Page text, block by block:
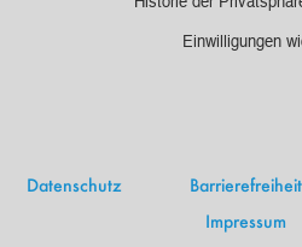
Historie der
Einwilligungen
Datenschutz Barrierefreiheit
Impressum